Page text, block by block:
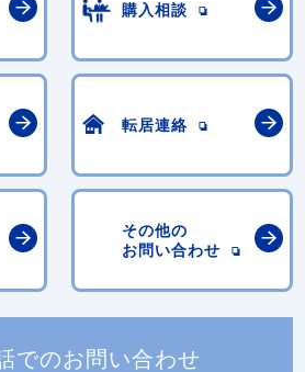
購入相談
転居連絡
その他の
お問い合わせ
でのお問い合わせ